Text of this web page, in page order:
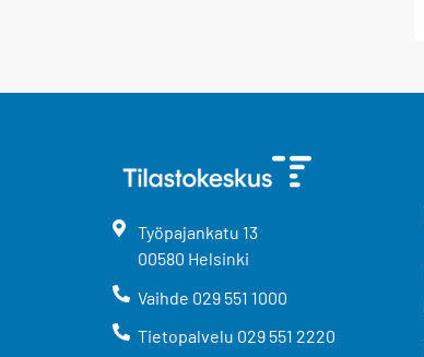
Työpajankatu 13
00580 Helsinki
Vaihde 029 551 1000
Tietopalvelu 029 551 2220